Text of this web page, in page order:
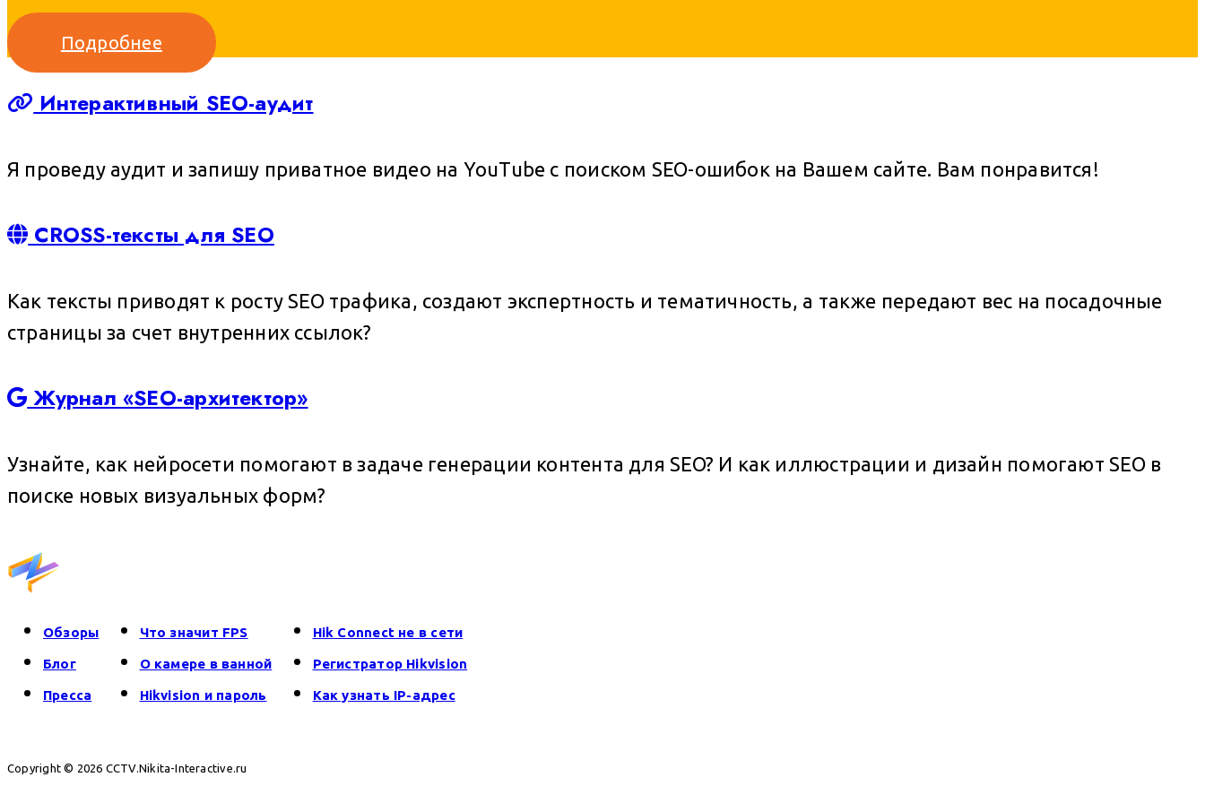
Подробнее
Интерактивный SEO-аудит
Я проведу аудит и запишу приватное видео на YouTube c поиском SEO-ошибок на Вашем сайте. Вам понравится!
CROSS-тексты для SEO
Как тексты приводят к росту SEO трафика, создают экспертность и тематичность, а также передают вес на посадочные
страницы за счет внутренних ссылок?
Журнал «SEO-архитектор»
Узнайте, как нейросети помогают в задаче генерации контента для SEO? И как иллюстрации и дизайн помогают SEO в
поиске новых визуальных форм?
Обзоры
Блог
Пресса
Что значит FPS
О камере в ванной
Hikvision и пароль
Hik Connect не в сети
Регистратор Hikvision
Как узнать IP-адрес
Copyright © 2026 CCTV.Nikita-Interactive.ru